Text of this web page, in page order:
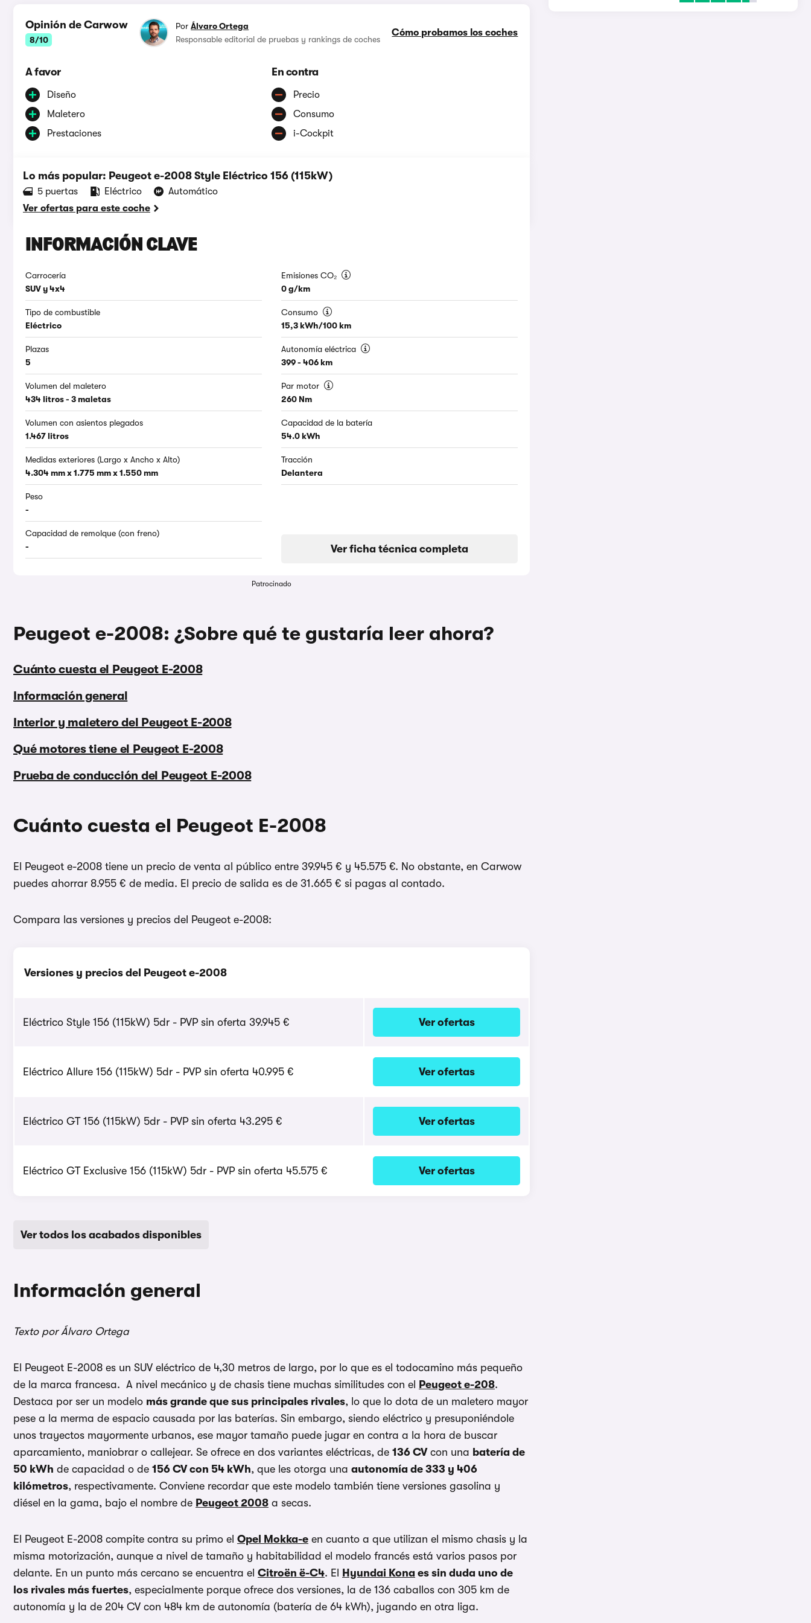
Opinión de Carwow
8/10
Cómo probamos los coches
PorÁlvaro Ortega
Responsable editorial de pruebas y rankings de coches
A favor
Diseño
Maletero
Prestaciones
En contra
Precio
Consumo
i-Cockpit
Lo más popular: Peugeot e-2008 Style Eléctrico 156 (115kW)
5 puertas Eléctrico
Automático
Ver ofertas para este coche
INFORMACIÓN CLAVE
Carrocería
SUV y 4x4
Tipo de combustible
Eléctrico
Plazas
5
Volumen del maletero
434 litros - 3 maletas
Volumen con asientos plegados
1.467 litros
Medidas exteriores (Largo x Ancho x Alto)
4.304 mm x 1.775 mm x 1.550 mm
Peso
-
Capacidad de remolque (con freno)
-
Emisiones CO₂
0 g/km
Consumo
15,3 kWh/100 km
Autonomía eléctrica
399 - 406 km
Par motor
260 Nm
Capacidad de la batería
54.0 kWh
Tracción
Delantera
Ver ficha técnica completa
Patrocinado
Peugeot e-2008: ¿Sobre qué te gustaría leer ahora?
Cuánto cuesta el Peugeot E-2008
Información general
Interior y maletero del Peugeot E-2008
Qué motores tiene el Peugeot E-2008
Prueba de conducción del Peugeot E-2008
Cuánto cuesta el Peugeot E-2008
El Peugeot e-2008 tiene un precio de venta al público entre 39.945 € y 45.575 €. No obstante, en Carwow
puedes ahorrar 8.955 € de media. El precio de salida es de 31.665 € si pagas al contado.
Compara las versiones y precios del Peugeot e-2008:
Versiones y precios del Peugeot e-2008
Eléctrico Style 156 (115kW) 5dr - PVP sin oferta 39.945 € Ver ofertas
Eléctrico Allure 156 (115kW) 5dr - PVP sin oferta 40.995 € Ver ofertas
Eléctrico GT 156 (115kW) 5dr - PVP sin oferta 43.295 € Ver ofertas
Eléctrico GT Exclusive 156 (115kW) 5dr - PVP sin oferta 45.575 € Ver ofertas
Ver todos los acabados disponibles
Información general
Texto por Álvaro Ortega
El Peugeot E-2008 es un SUV eléctrico de 4,30 metros de largo, por lo que es el todocamino más pequeño
de la marca francesa. A nivel mecánico y de chasis tiene muchas similitudes con el
Peugeot e-208.
Destaca por ser un modelo más grande que sus principales rivales, lo que lo dota de un maletero mayor
pese a la merma de espacio causada por las baterías. Sin embargo, siendo eléctrico y presuponiéndole
unos trayectos mayormente urbanos, ese mayor tamaño puede jugar en contra a la hora de buscar
aparcamiento, maniobrar o callejear. Se ofrece en dos variantes eléctricas, de 136 CVcon una batería de
50 kWh de capacidad o de 156 CV con 54 kWh, que les otorga una autonomía de 333 y 406
kilómetros, respectivamente. Conviene recordar que este modelo también tiene versiones gasolina y
diésel en la gama, bajo el nombre de Peugeot 2008 a secas.
El Peugeot E-2008 compite contra su primo el Opel Mokka-e en cuanto a que utilizan el mismo chasis y la
misma motorización, aunque a nivel de tamaño y habitabilidad el modelo francés está varios pasos por
delante. En un punto más cercano se encuentra el Citroën ë-C4. El Hyundai Kona es sin duda uno de
los rivales más fuertes, especialmente porque ofrece dos versiones, la de 136 caballos con 305 km de
autonomía y la de 204 CV con 484 km de autonomía (batería de 64 kWh), jugando en otra liga.